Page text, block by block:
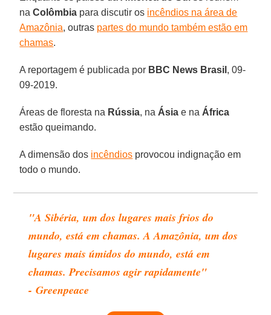
naColômbia para discutir os incêndios na área de
Amazônia, outras partes do mundo também estão em
chamas.
A reportagem é publicada por BBC News Brasil , 09-
09-2019.
Áreas de floresta na Rússia, na Ásia e na África
estão queimando.
A dimensão dos incêndios provocou indignação em
todo o mundo.
"A Sibéria, um dos lugares mais frios do
mundo, está em chamas. A Amazônia, um dos
lugares mais úmidos do mundo, está em
chamas. Precisamos agir rapidamente"
- Greenpeace